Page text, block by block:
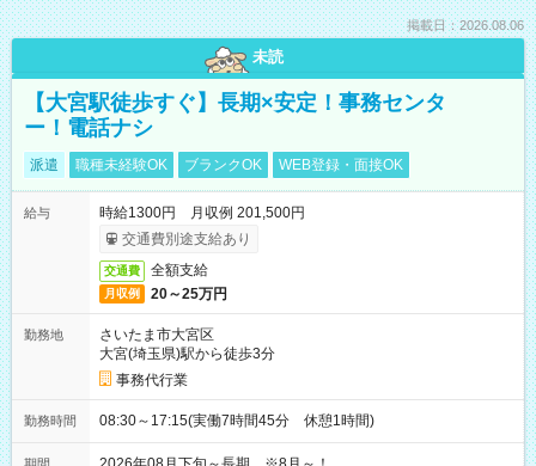
掲載日：2026.08.06
未読
【大宮駅徒歩すぐ】長期×安定！事務センタ
ー！電話ナシ
派遣 職種未経験OK ブランクOK WEB登録・面接OK
給与
時給1300円 月収例 201,500円
交通費別途支給あり
交通費 全額支給
月収例 20～25万円
勤務地
さいたま市大宮区
大宮(埼玉県)駅から徒歩3分
事務代行業
勤務時間 08:30～17:15(実働7時間45分 休憩1時間)